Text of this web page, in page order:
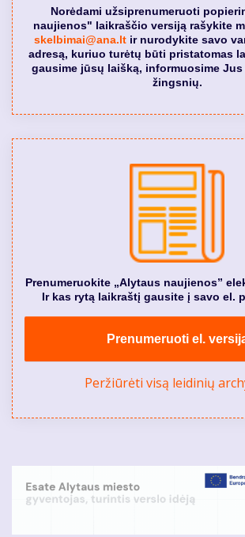
Norėdami užsiprenumeruoti
naujienos" laikraščio versiją rašykite
skelbimai@ana.ltir nurodykite savo
adresą, kuriuo turėtų būti pristatomas
gausime jūsų laišką, informuosime
žingsnių.
Prenumeruokite „Alytaus naujienos”
Ir kas rytą laikraštį gausite į savo el.
Prenumeruoti el.
Peržiūrėti visą leidinių